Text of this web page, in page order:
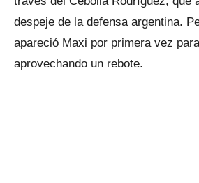
despeje de la defensa argentina.
apareció Maxi por primera vez
aprovechando un rebote.